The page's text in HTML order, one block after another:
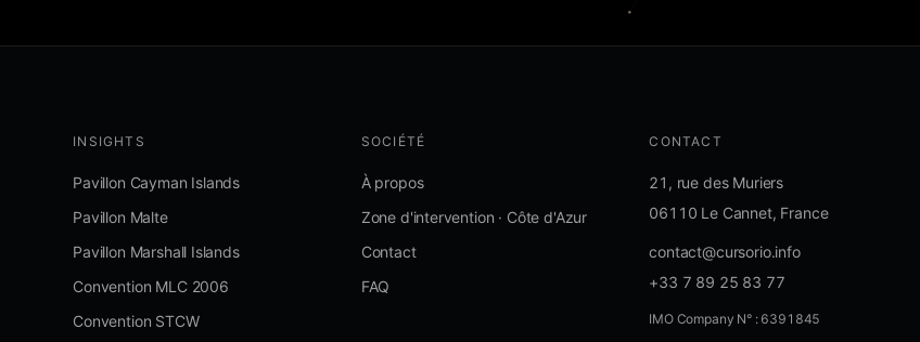
INSIGHTS
Pavillon Cayman Islands
Pavillon Malte
Pavillon Marshall Islands
Convention MLC 2006
Convention STCW
SOCIÉTÉ
À propos
Zone d'intervention · Côte d'Azur
Contact
FAQ
CONTACT
21, rue des Muriers
06110 Le Cannet, France
contact@cursorio.info
+33 7 89 25 83 77
IMO Company N° : 6391845